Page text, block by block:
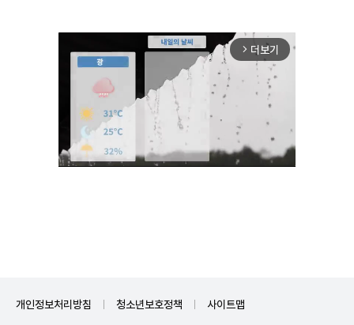
arrow_forward_ios 더보기
개인정보처리방침 청소년보호정책 사이트맵